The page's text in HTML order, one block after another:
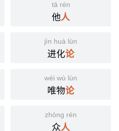
tā rén
他人
jìn huà lùn
进化论
wéi wù lùn
唯物论
zhòng rén
众人